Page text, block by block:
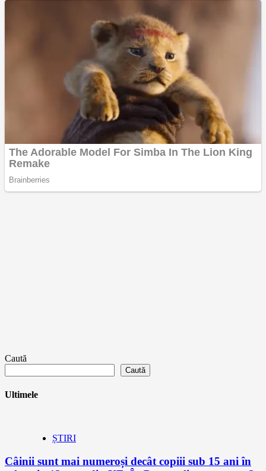
Caută
Caută
Ultimele
ȘTIRI
Câinii sunt mai numeroși decât copiii sub 15 ani în